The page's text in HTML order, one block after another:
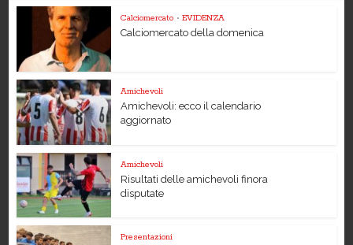
Calciomercato • EVIDENZA
Calciomercato della domenica
Amichevoli
Amichevoli: ecco il calendario
aggiornato
Amichevoli
Risultati delle amichevoli finora
disputate
Presentazioni